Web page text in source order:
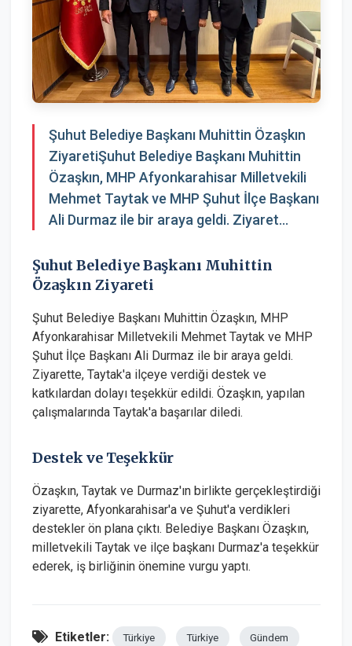
Şuhut Belediye Başkanı Muhittin Özaşkın
ZiyaretiŞuhut Belediye Başkanı Muhittin
Özaşkın, MHP Afyonkarahisar Milletvekili
Mehmet Taytak ve MHP Şuhut İlçe Başkanı
Ali Durmaz ile bir araya geldi. Ziyaret...
Şuhut Belediye Başkanı Muhittin
Özaşkın Ziyareti
Şuhut Belediye Başkanı Muhittin Özaşkın, MHP
Afyonkarahisar Milletvekili Mehmet Taytak ve MHP
Şuhut İlçe Başkanı Ali Durmaz ile bir araya geldi.
Ziyarette, Taytak'a ilçeye verdiği destek ve
katkılardan dolayı teşekkür edildi. Özaşkın, yapılan
çalışmalarında Taytak'a başarılar diledi.
Destek ve Teşekkür
Özaşkın, Taytak ve Durmaz'ın birlikte gerçekleştirdiği
ziyarette, Afyonkarahisar'a ve Şuhut'a verdikleri
destekler ön plana çıktı. Belediye Başkanı Özaşkın,
milletvekili Taytak ve ilçe başkanı Durmaz'a teşekkür
ederek, iş birliğinin önemine vurgu yaptı.
Etiketler: Türkiye Türkiye Gündem